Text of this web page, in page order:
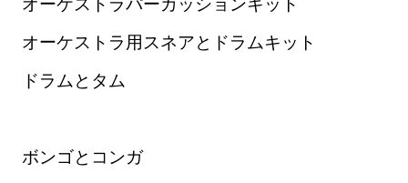
オーケストラ用スネアとドラムキット
ドラムとタム
ボンゴとコンガ